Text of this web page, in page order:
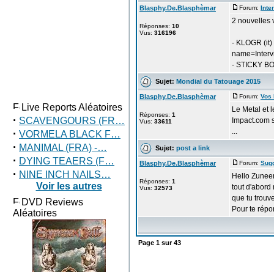
Live Reports Aléatoires
· SCAVENGOURS (FR…
· VORMELA BLACK F…
· MANIMAL (FRA) -…
· DYING TEAERS (F…
· NINE INCH NAILS…
Voir les autres
DVD Reviews
Aléatoires
Blasphy.De.Blasphèmar
Réponses: 10
Vus: 316196
Forum:
2 nouvelles
- KLOGR
- STICKY
Sujet: Mondial du Tatouage 2015
Blasphy.De.Blasphèmar
Réponses: 1
Vus: 33611
Forum: Vos
Le Metal et
...
Sujet: post a link
Blasphy.De.Blasphèmar
Réponses: 1
Vus: 32573
Forum:
Hello
tout d'abord
que tu
Pour te
Page 1 sur43